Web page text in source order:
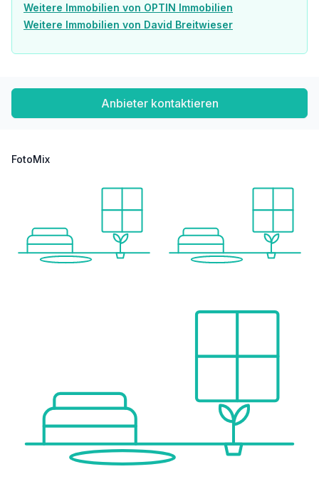
Weitere Immobilien von OPTIN Immobilien
Weitere Immobilien von David Breitwieser
Anbieter kontaktieren
FotoMix